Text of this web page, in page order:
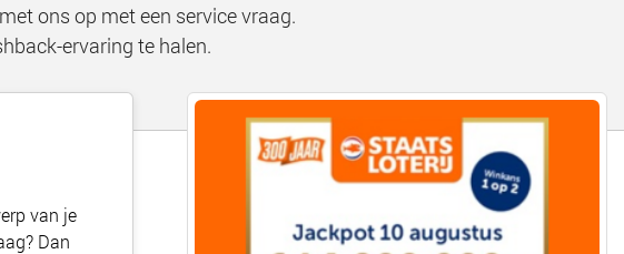
ons op met een service vraag.
ervaring te halen.
van je
Dan